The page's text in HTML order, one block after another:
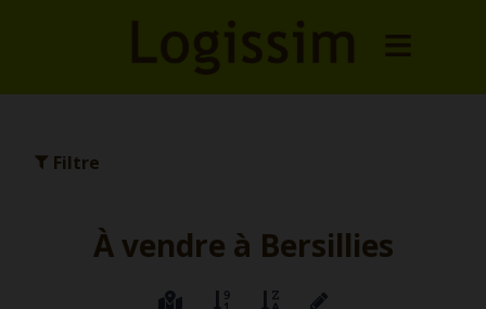
Filtre
À vendre à Bersillies